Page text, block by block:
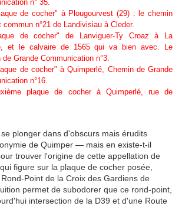
n° 35.
de cocher" à Plougourvest (29) : le chemin
commun n°21 de Landivisiau à Cleder.
de cocher" de Lanviguer-Ty Croaz à La
et le calvaire de 1565 qui va bien avec. Le
de Grande Communication n°3.
de cocher" à Quimperlé, Chemin de Grande
n°16.
plaque de cocher à Quimperlé, rue de
plonger dans d'obscurs mais érudits
de Quimper — mais en existe-t-il
trouver l'origine de cette appellation de
qui figure sur la plaque de cocher posée,
Point de la Croix des Gardiens de
permet de subodorer que ce rond-point,
intersection de la D39 et d'une Route